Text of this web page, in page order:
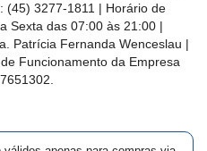
(45) 3277-1811 | Horário de
Sexta das 07:00 às 21:00 |
Patrícia Fernanda Wenceslau |
Funcionamento da Empresa